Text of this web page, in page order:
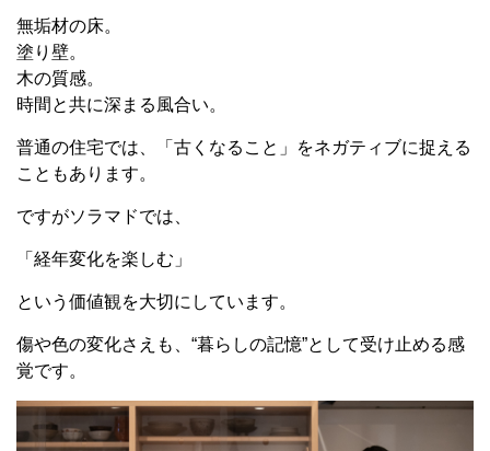
無垢材の床。
塗り壁。
木の質感。
時間と共に深まる風合い。
普通の住宅では、「古くなること」をネガティブに捉える
こともあります。
ですがソラマドでは、
「経年変化を楽しむ」
という価値観を大切にしています。
傷や色の変化さえも、“暮らしの記憶”として受け止める感
覚です。